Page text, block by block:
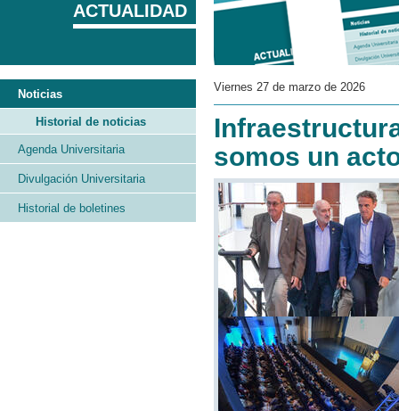
Viernes 27 de marzo de 2026
somos un
ACTUALIDAD
Noticias
Historial de noticias
Agenda Universitaria
Divulgación Universitaria
Historial de boletines